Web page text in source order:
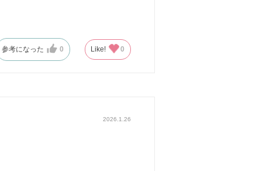
参考になった 0 Like! 0
2026.1.26